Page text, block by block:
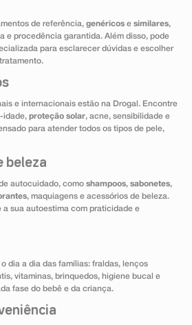
de referência, genéricose similares,
e procedência garantida. Além disso, pode
para esclarecer dúvidas e escolher
e internacionais estão na Drogal. Encontre
idade, proteção solar, acne, sensibilidade e
para atender todos os tipos de pele,
beleza
autocuidado, como shampoos, sabonetes,
, maquiagens e acessórios de beleza.
a sua autoestima com praticidade e
dia a dia das famílias: fraldas, lenços
vitaminas, brinquedos, higiene bucal e
fase do bebê e da criança.